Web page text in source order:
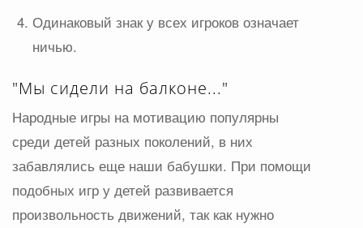
Одинаковый знак у всех игроков означает
ничью.
"Мы сидели на балконе..."
Народные игры на мотивацию популярны
среди детей разных поколений, в них
забавлялись еще наши бабушки. При помощи
подобных игр у детей развивается
произвольность движений, так как нужно